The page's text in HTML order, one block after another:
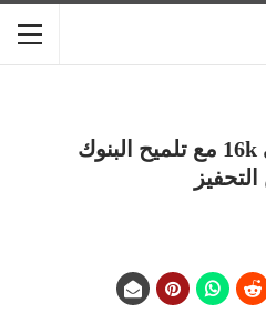
عملة البيتكوين تصل إلى 16k مع تلميح البنوك